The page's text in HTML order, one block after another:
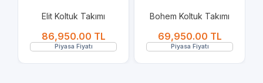
Elit Koltuk Takımı
86,950.00 TL
Piyasa Fiyatı
Bohem Koltuk Takımı
69,950.00 TL
Piyasa Fiyatı